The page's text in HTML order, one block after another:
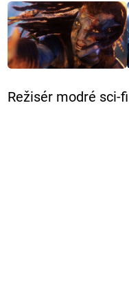
Režisér modré sci-